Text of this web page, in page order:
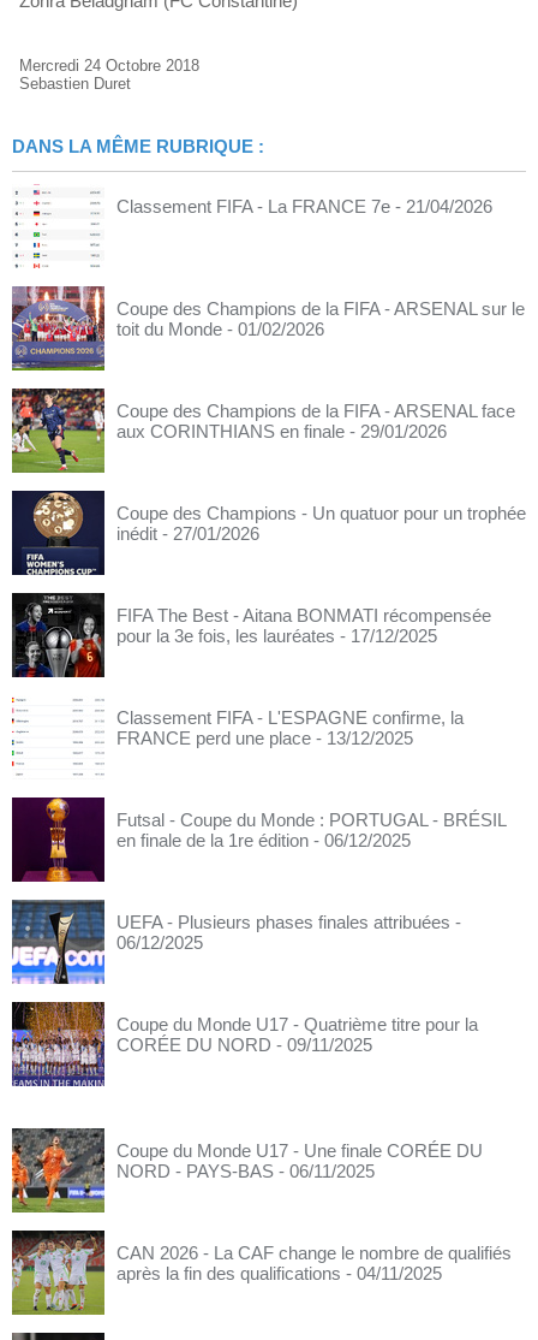
Mercredi 24 Octobre 2018
Sebastien Duret
DANS LA MÊME RUBRIQUE :
Classement FIFA - La FRANCE 7e - 21/04/2026
Coupe des Champions de la FIFA - ARSENAL sur le
toit du Monde - 01/02/2026
Coupe des Champions de la FIFA - ARSENAL face
aux CORINTHIANS en finale - 29/01/2026
Coupe des Champions - Un quatuor pour un trophée
inédit - 27/01/2026
FIFA The Best - Aitana BONMATI récompensée
pour la 3e fois, les lauréates - 17/12/2025
Classement FIFA - L'ESPAGNE confirme, la
FRANCE perd une place - 13/12/2025
Futsal - Coupe du Monde : PORTUGAL - BRÉSIL
en finale de la 1re édition - 06/12/2025
UEFA - Plusieurs phases finales attribuées -
06/12/2025
Coupe du Monde U17 - Quatrième titre pour la
CORÉE DU NORD - 09/11/2025
Coupe du Monde U17 - Une finale CORÉE DU
NORD - PAYS-BAS - 06/11/2025
CAN 2026 - La CAF change le nombre de qualifiés
après la fin des qualifications - 04/11/2025